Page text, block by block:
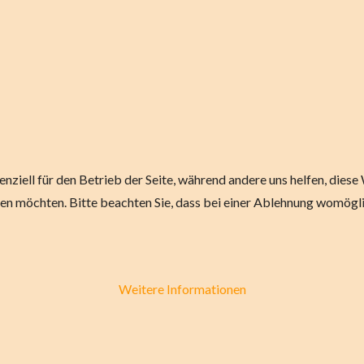
für den Betrieb der Seite, während andere uns helfen,
möchten. Bitte beachten Sie, dass bei einer Ablehnung
Weitere Informationen